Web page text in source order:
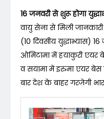
16 जनवरी से शुरू होगा
वायु सेना से मिली
(10 दिवसीय युद्धाभ्यास)
ओमिटामा में हयाकुरी
व सयामा में इरुमा एयर बेस
बार देश के बाहर गरजेगी